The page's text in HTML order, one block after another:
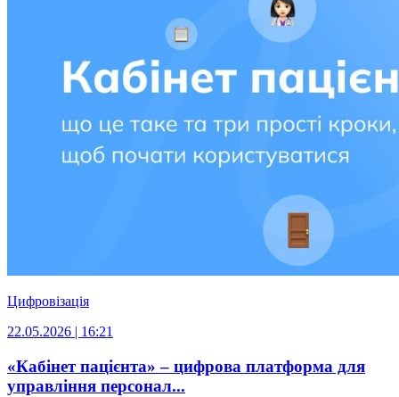
Цифровізація
22.05.2026 | 16:21
«Кабінет пацієнта» – цифрова платформа для
управління персонал...